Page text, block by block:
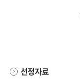
선정자료